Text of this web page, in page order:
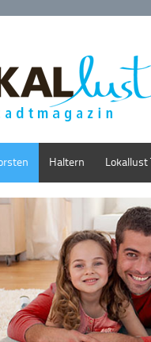
Haltern Lokallust